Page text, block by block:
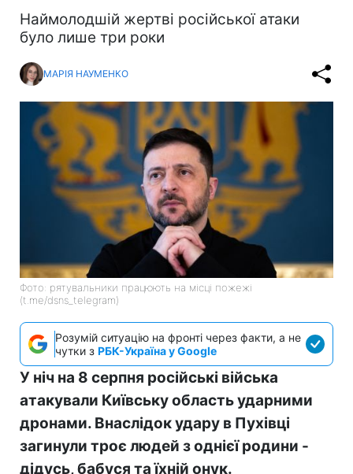
Наймолодшій жертві російської атаки
було лише три роки
МАРІЯ НАУМЕНКО
Фото: рятувальники працюють на місці пожежі
(t.me/dsns_telegram)
Розумій ситуацію на фронті через факти, а не
чутки з РБК-Україна у Google
У ніч на 8 серпня російські війська
атакували Київську область ударними
дронами. Внаслідок удару в Пухівці
загинули троє людей з однієї родини -
дідусь, бабуся та їхній онук.